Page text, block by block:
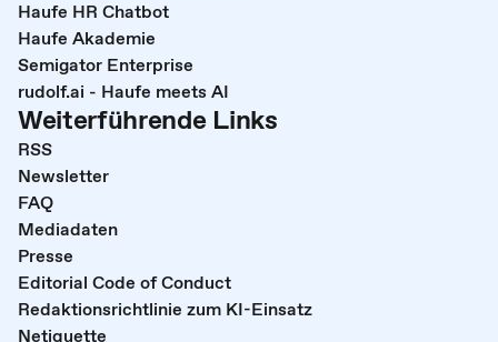
Haufe HR Chatbot
Haufe Akademie
Semigator Enterprise
rudolf.ai - Haufe meets AI
Weiterführende Links
RSS
Newsletter
FAQ
Mediadaten
Presse
Editorial Code of Conduct
Redaktionsrichtlinie zum KI-Einsatz
Netiquette